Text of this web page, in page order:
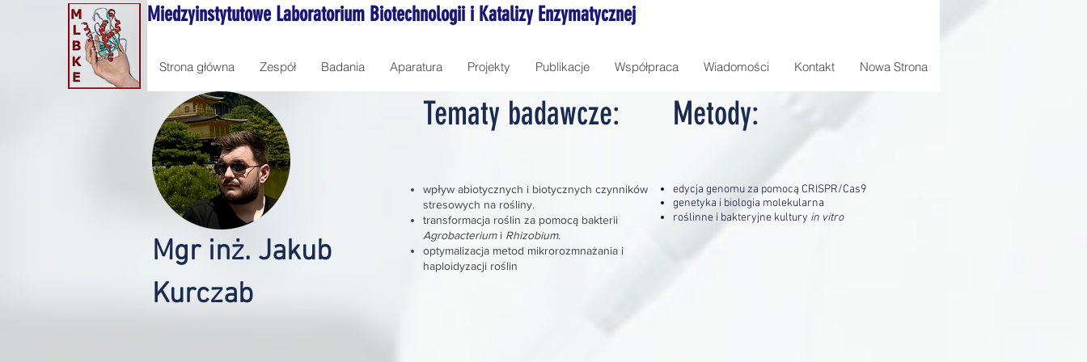
Miedzyinstytutowe Laboratorium Biotechnologii i Katalizy Enzymatycznej
Strona główna Zespół Badania Aparatura Projekty Publikacje Współpraca Wiadomości Kontakt Nowa Strona
Mgr inż. Jakub
Kurczab
Tematy badawcze:
wpływ abiotycznych i biotycznych czynników
stresowych na rośliny.
transformacja roślin za pomocą bakterii
Agrobacterium i Rhizobium.
optymalizacja metod mikrorozmnażania i
haploidyzacji roślin
Metody:
edycja genomu za pomocą CRISPR/Cas9
genetyka i biologia molekularna
roślinne i bakteryjne kultury in vitro